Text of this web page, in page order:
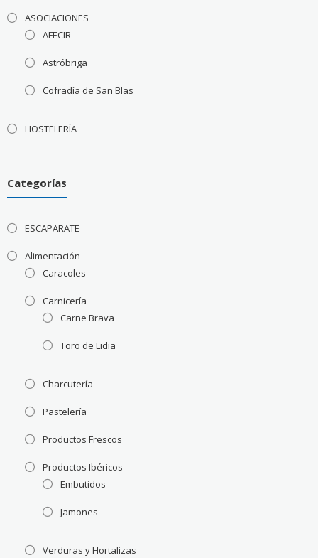
ASOCIACIONES
AFECIR
Astróbriga
Cofradía de San Blas
HOSTELERÍA
Categorías
ESCAPARATE
Alimentación
Caracoles
Carnicería
Carne Brava
Toro de Lidia
Charcutería
Pastelería
Productos Frescos
Productos Ibéricos
Embutidos
Jamones
Verduras y Hortalizas